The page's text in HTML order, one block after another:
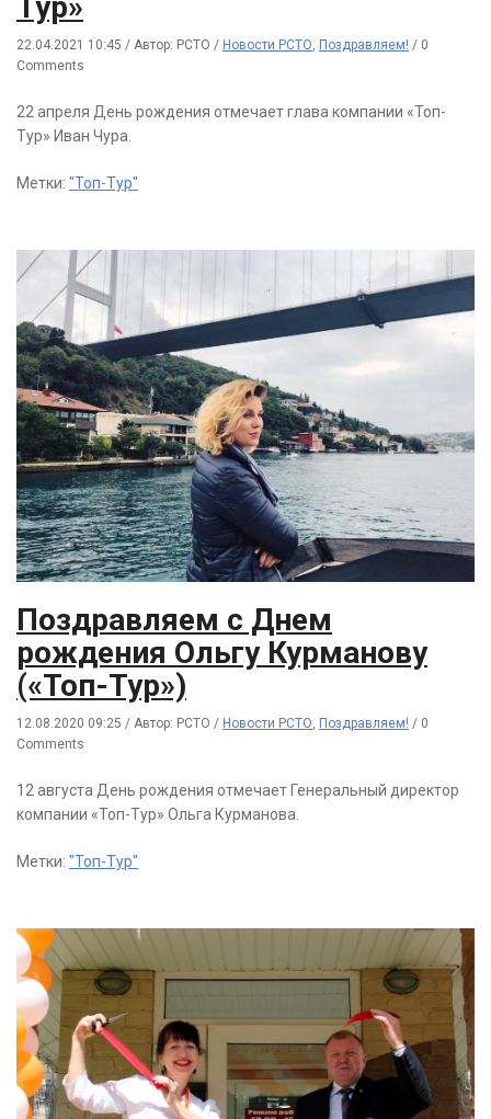
22.04.2021 10:45 / Автор: РСТО / Новости РСТО, Поздравляем! / 0
Comments
22 апреля День рождения отмечает глава компании «Топ-
Тур» Иван Чура.
Метки: "Топ-Тур"
Поздравляем с Днем
рождения Ольгу Курманову
(«Топ-Тур»)
12.08.2020 09:25 / Автор: РСТО / Новости РСТО Поздравляем! / 0
Comments
12 августа День рождения отмечает Генеральный директор
компании «Топ-Тур» Ольга Курманова.
Метки: "Топ-Тур"